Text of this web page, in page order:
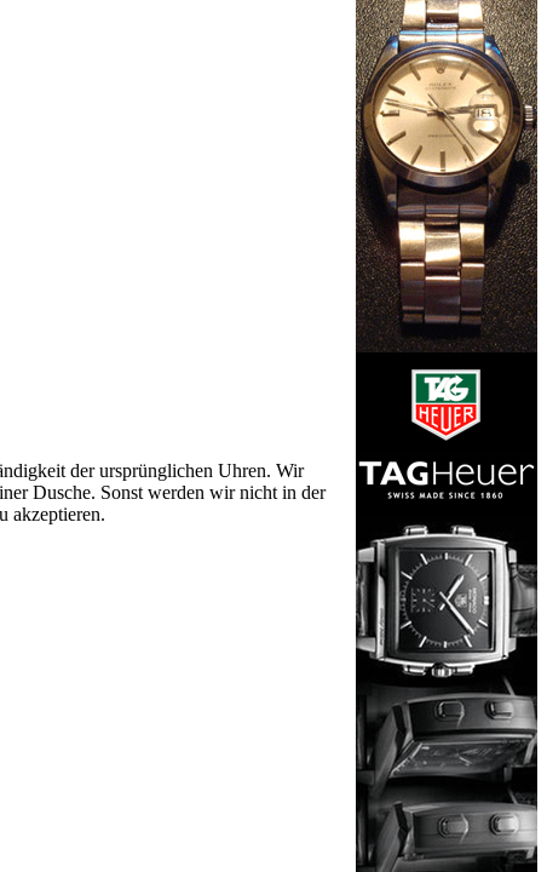
der ursprünglichen Uhren. Wir
Dusche. Sonst werden wir nicht in der
akzeptieren.